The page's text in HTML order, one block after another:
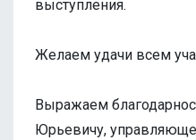
выступления.
Желаем удачи всем
Выражаем
Юрьевичу,